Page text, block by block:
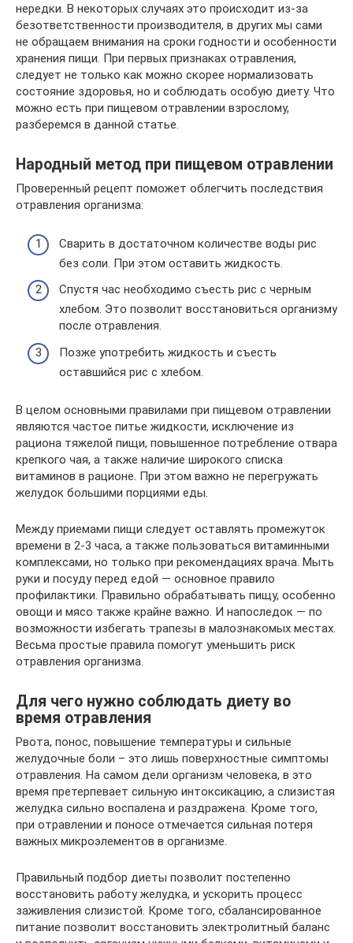
нередки. В некоторых случаях это происходит из-за
безответственности производителя, в других мы сами
не обращаем внимания на сроки годности и особенности
хранения пищи. При первых признаках отравления,
следует не только как можно скорее нормализовать
состояние здоровья, но и соблюдать особую диету. Что
можно есть при пищевом отравлении взрослому,
разберемся в данной статье.
Народный метод при пищевом отравлении
Проверенный рецепт поможет облегчить последствия
отравления организма:
Сварить в достаточном количестве воды рис
без соли. При этом оставить жидкость.
Спустя час необходимо съесть рис с черным
хлебом. Это позволит восстановиться организму
после отравления.
Позже употребить жидкость и съесть
оставшийся рис с хлебом.
В целом основными правилами при пищевом отравлении
являются частое питье жидкости, исключение из
рациона тяжелой пищи, повышенное потребление отвара
крепкого чая, а также наличие широкого списка
витаминов в рационе. При этом важно не перегружать
желудок большими порциями еды.
Между приемами пищи следует оставлять промежуток
времени в 2-3 часа, а также пользоваться витаминными
комплексами, но только при рекомендациях врача. Мыть
руки и посуду перед едой — основное правило
профилактики. Правильно обрабатывать пищу, особенно
овощи и мясо также крайне важно. И напоследок — по
возможности избегать трапезы в малознакомых местах.
Весьма простые правила помогут уменьшить риск
отравления организма.
Для чего нужно соблюдать диету во
время отравления
Рвота, понос, повышение температуры и сильные
желудочные боли – это лишь поверхностные симптомы
отравления. На самом дели организм человека, в это
время претерпевает сильную интоксикацию, а слизистая
желудка сильно воспалена и раздражена. Кроме того,
при отравлении и поносе отмечается сильная потеря
важных микроэлементов в организме.
Правильный подбор диеты позволит постепенно
восстановить работу желудка, и ускорить процесс
заживления слизистой. Кроме того, сбалансированное
питание позволит восстановить электролитный баланс